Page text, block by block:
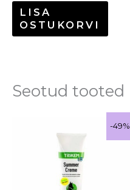
LISA
OSTUKORVI
Seotud tooted
Sale!
-49%
-49%
hind
€9.90.
hind
€5.00.